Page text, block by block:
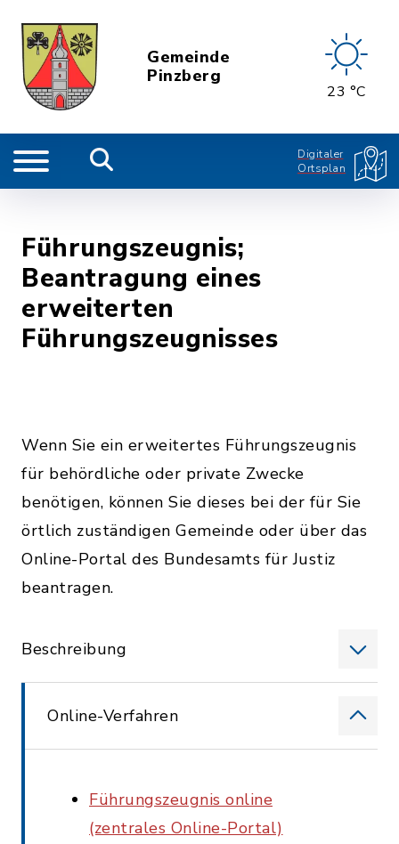
Gemeinde
Pinzberg
23 °C
Digitaler
Ortsplan
Führungszeugnis;
Beantragung eines
erweiterten
Führungszeugnisses
Wenn Sie ein erweitertes Führungszeugnis
für behördliche oder private Zwecke
benötigen, können Sie dieses bei der für Sie
örtlich zuständigen Gemeinde oder über das
Online-Portal des Bundesamts für Justiz
beantragen.
Beschreibung
Online-Verfahren
Führungszeugnis online
(zentrales Online-Portal)